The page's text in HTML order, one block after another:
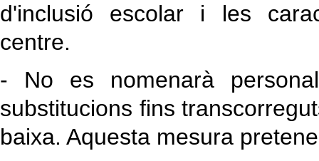
d'inclusió escolar i les
centre.
- No es nomenarà
substitucions fins
baixa. Aquesta mesura